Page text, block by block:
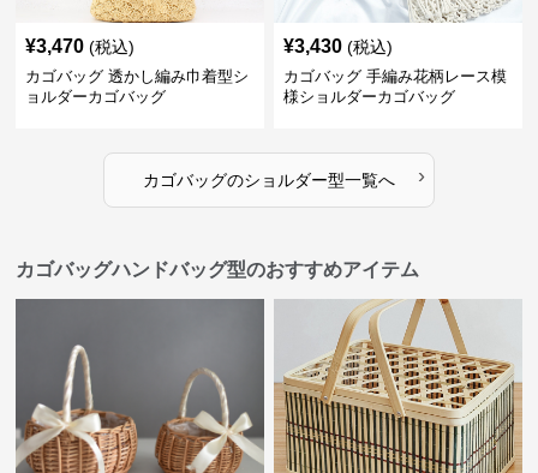
¥3,470 (税込)
カゴバッグ 透かし編み巾着型シ
ョルダーカゴバッグ
¥3,430 (税込)
カゴバッグ 手編み花柄レース模
様ショルダーカゴバッグ
カゴバッグのショルダー型一覧へ ›
カゴバッグハンドバッグ型のおすすめアイテム